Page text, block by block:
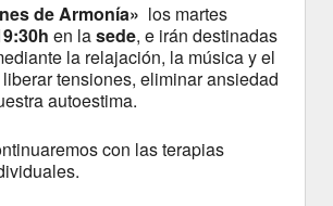
de Armonía» los martes
en lasede, e irán destinadas
la relajación, la música y el
tensiones, eliminar ansiedad
autoestima.
con las terapias